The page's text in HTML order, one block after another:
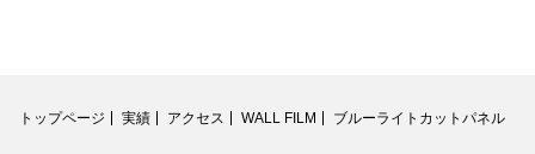
トップページ 実績 アクセス WALL FILM ブルーライトカットパネル